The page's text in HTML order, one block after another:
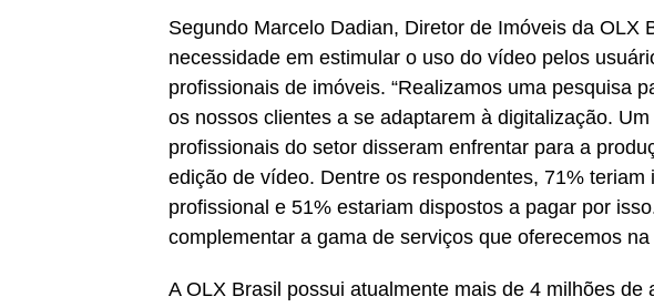
Segundo Marcelo Dadian, Diretor de Imóveis da OLX
necessidade em estimular o uso do vídeo pelos
profissionais de imóveis. “Realizamos uma pesquisa
os nossos clientes a se adaptarem à digitalização.
profissionais do setor disseram enfrentar para a
edição de vídeo. Dentre os respondentes, 71%
profissional e 51% estariam dispostos a pagar por
complementar a gama de serviços que oferecemos
A OLX Brasil possui atualmente mais de 4 milhões de